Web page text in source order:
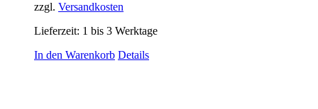
zzgl. Versandkosten
Lieferzeit: 1 bis 3 Werktage
In den Warenkorb Details